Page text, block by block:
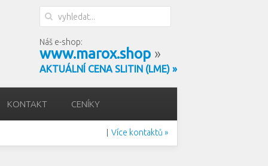
Náš e-shop:
www.marox.shop »
AKTUÁLNÍ CENA SLITIN (LME) »
KONTAKT CENÍKY
Více kontaktů »